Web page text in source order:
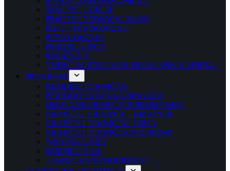
ŠKOLSKI ODBOR
PRISTUP INFORMACIJAMA
IZLETI I EKSKURZIJE
PEDAGOGINJA
PSIHOLOGINJA
KNJIŽNICA
VODIČ ZA IZRICANJE PEDAGOŠKIH MJERA
PROGRAMI
KEMIJSKI TEHNIČAR
PRIRODOSLOVNA GIMNAZIJA
DIZAJNER GRAFIČKIH PROIZVODA
GRAFIČKI UREDNIK – DIZAJNER
GRAFIČKI TEHNIČAR TISKA
GRAFIČKI TEHNIČAR PRIPREME
WEB DIZAJNER
KOZMETIČAR
TEHNIČAR NUTRICIONIST